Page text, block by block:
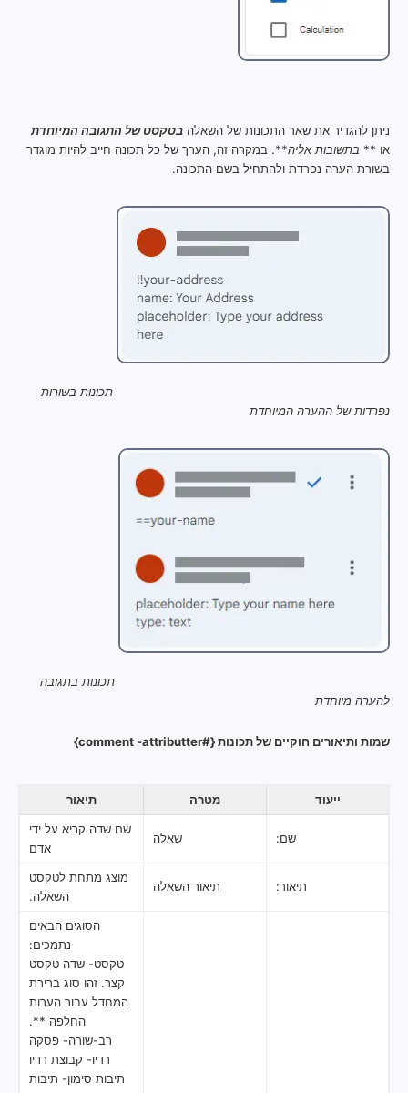
ניתן להגדיר את שאר התכונות של השאלה בטקסט של התגובה המיוחדת
או ** בתשובות אליה**. במקרה זה, הערך של כל תכונה חייב להיות מוגדר
בשורת הערה נפרדת ולהתחיל בשם התכונה.
תכונות בשורות
נפרדות של ההערה המיוחדת
תכונות בתגובה
להערה מיוחדת
שמות ותיאורים חוקיים של תכונות {#comment -attributter}
ייעוד מטרה תיאור
שם: שאלה
שם שדה קריא על ידי
אדם
תיאור: תיאור השאלה
מוצג מתחת לטקסט
השאלה.
הסוגים הבאים
נתמכים:
טקסט- שדה טקסט
קצר. זהו סוג ברירת
המחדל עבור הערות
החלפה **.
רב-שורה- פסקה
רדיו- קבוצת רדיו
תיבות סימון- תיבות